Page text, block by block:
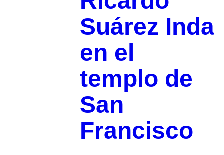
Suárez Inda
en el
templo de
San
Francisco